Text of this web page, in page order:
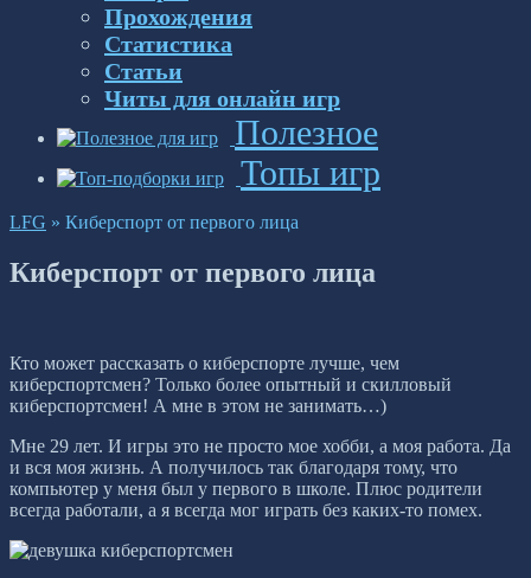
Прохождения
Статистика
Статьи
Читы для онлайн игр
Полезное
Топы игр
LFG » Киберспорт от первого лица
Киберспорт от первого лица
Кто может рассказать о киберспорте лучше, чем
киберспортсмен? Только более опытный и скилловый
киберспортсмен! А мне в этом не занимать…)
Мне 29 лет. И игры это не просто мое хобби, а моя работа. Да
и вся моя жизнь. А получилось так благодаря тому, что
компьютер у меня был у первого в школе. Плюс родители
всегда работали, а я всегда мог играть без каких-то помех.